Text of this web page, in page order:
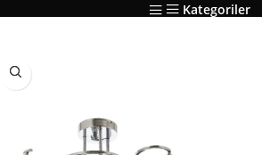
Kategoriler